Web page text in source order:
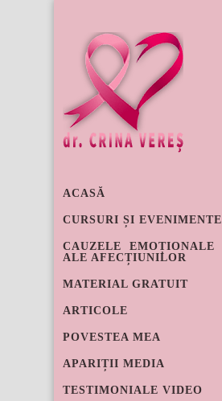
ACASĂ
CURSURI ȘI EVENIMENTE
CAUZELE EMOȚIONALE
ALE AFECȚIUNILOR
MATERIAL GRATUIT
ARTICOLE
POVESTEA MEA
APARIȚII MEDIA
TESTIMONIALE VIDEO